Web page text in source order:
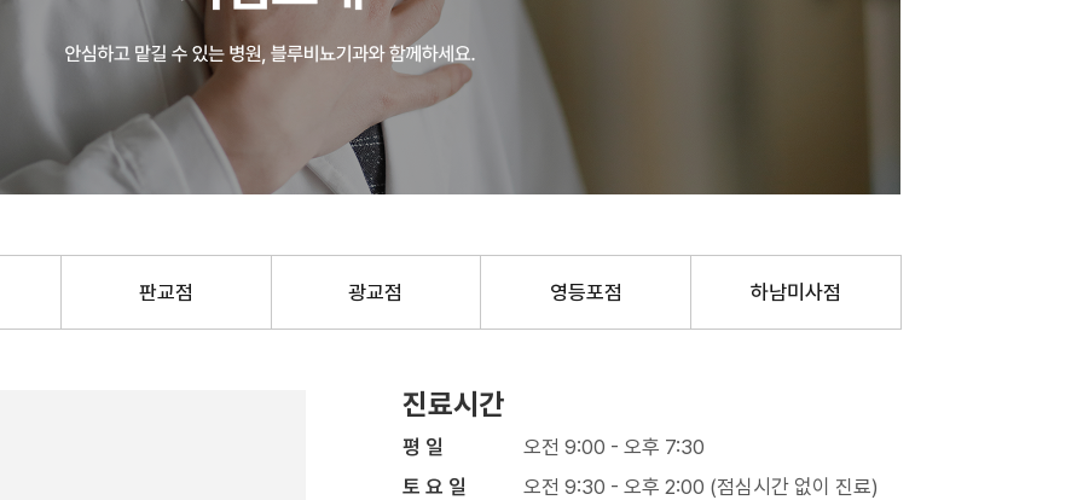
판교점 광교점 영등포점 하남미사점
진료시간
평 일
오전 9:00 - 오후 7:30
토 요 일
오전 9:30 - 오후 2:00 (점심시간 없이 진료)